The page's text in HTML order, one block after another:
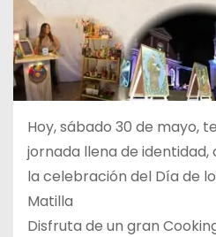
Hoy, sábado 30 de mayo,
jornada llena de
la celebración del Día de
Matilla
Disfruta de un gran